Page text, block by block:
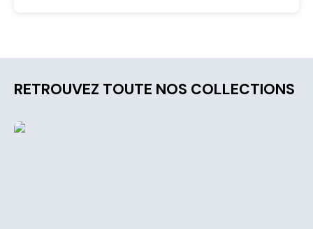
RETROUVEZ TOUTE NOS COLLECTIONS